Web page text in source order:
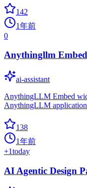
142
1年前
0
Anythingllm Embed
ai-assistant
AnythingLLM Embed
AnythingLLM application
138
1年前
+1today
AI Agentic Design